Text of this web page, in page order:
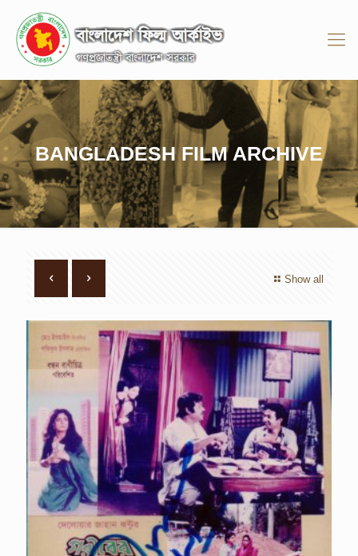
BANGLADESH FILM ARCHIVE
Show all